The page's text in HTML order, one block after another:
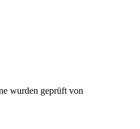
wurden geprüft von